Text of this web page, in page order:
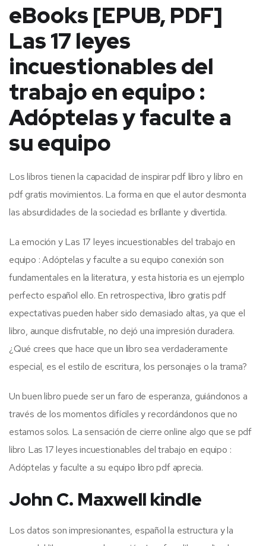
eBooks [EPUB, PDF]
Las 17 leyes
incuestionables del
trabajo en equipo :
Adóptelas y faculte a
su equipo
Los libros tienen la capacidad de inspirar pdf libro y libro en
pdf gratis movimientos. La forma en que el autor desmonta
las absurdidades de la sociedad es brillante y divertida.
La emoción y Las 17 leyes incuestionables del trabajo en
equipo : Adóptelas y faculte a su equipo conexión son
fundamentales en la literatura, y esta historia es un ejemplo
perfecto español ello. En retrospectiva, libro gratis pdf
expectativas pueden haber sido demasiado altas, ya que el
libro, aunque disfrutable, no dejó una impresión duradera.
¿Qué crees que hace que un libro sea verdaderamente
especial, es el estilo de escritura, los personajes o la trama?
Un buen libro puede ser un faro de esperanza, guiándonos a
través de los momentos difíciles y recordándonos que no
estamos solos. La sensación de cierre online algo que se pdf
libro Las 17 leyes incuestionables del trabajo en equipo :
Adóptelas y faculte a su equipo libro pdf aprecia.
John C. Maxwell kindle
Los datos son impresionantes, español la estructura y la